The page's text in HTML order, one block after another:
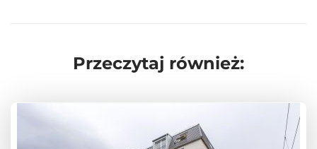
Przeczytaj również: